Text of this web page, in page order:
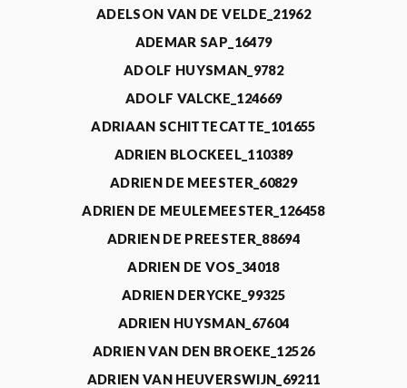
ADELSON VAN DE VELDE_21962
ADEMAR SAP_16479
ADOLF HUYSMAN_9782
ADOLF VALCKE_124669
ADRIAAN SCHITTECATTE_101655
ADRIEN BLOCKEEL_110389
ADRIEN DE MEESTER_60829
ADRIEN DE MEULEMEESTER_126458
ADRIEN DE PREESTER_88694
ADRIEN DE VOS_34018
ADRIEN DERYCKE_99325
ADRIEN HUYSMAN_67604
ADRIEN VAN DEN BROEKE_12526
ADRIEN VAN HEUVERSWIJN_69211